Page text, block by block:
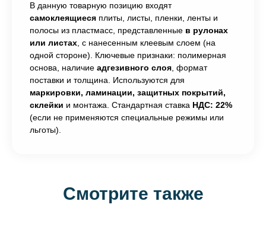
В данную товарную позицию входят
самоклеящиеся плиты, листы, пленки, ленты и
полосы из пластмасс, представленные в рулонах
или листах , с нанесенным клеевым слоем (на
одной стороне). Ключевые признаки: полимерная
основа, наличие адгезивного слоя , формат
поставки и толщина. Используются для
маркировки, ламинации, защитных покрытий,
склейки и монтажа. Стандартная ставка НДС: 22%
(если не применяются специальные режимы или
льготы).
Смотрите также